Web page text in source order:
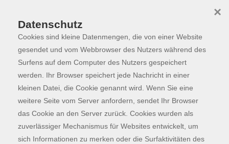
Skip to main content
Programm
Der Kurs konnte nicht gefunden werden.
Kontaktformular
Datenschutz
Cookies sind kleine Datenmengen, die von einer Website
gesendet und vom Webbrowser des Nutzers während des
Surfens auf dem Computer des Nutzers gespeichert
werden. Ihr Browser speichert jede Nachricht in einer
kleinen Datei, die Cookie genannt wird. Wenn Sie eine
weitere Seite vom Server anfordern, sendet Ihr Browser
das Cookie an den Server zurück. Cookies wurden als
zuverlässiger Mechanismus für Websites entwickelt, um
sich Informationen zu merken oder die Surfaktivitäten des
×